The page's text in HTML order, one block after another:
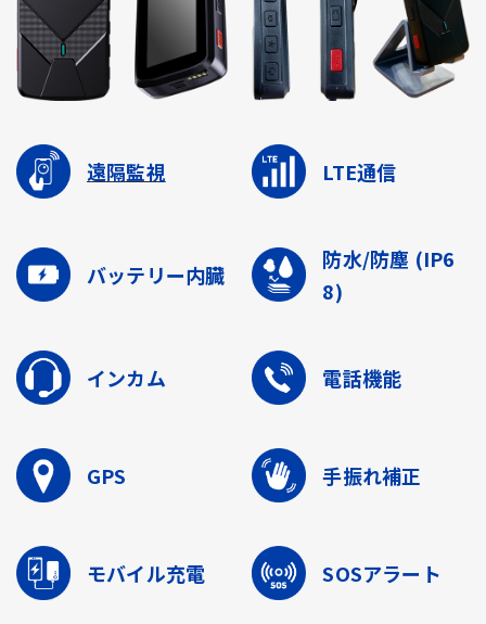
遠隔監視 LTE通信
バッテリー内臓
防水/防塵 (IP6
8)
インカム 電話機能
GPS 手振れ補正
モバイル充電 SOSアラート